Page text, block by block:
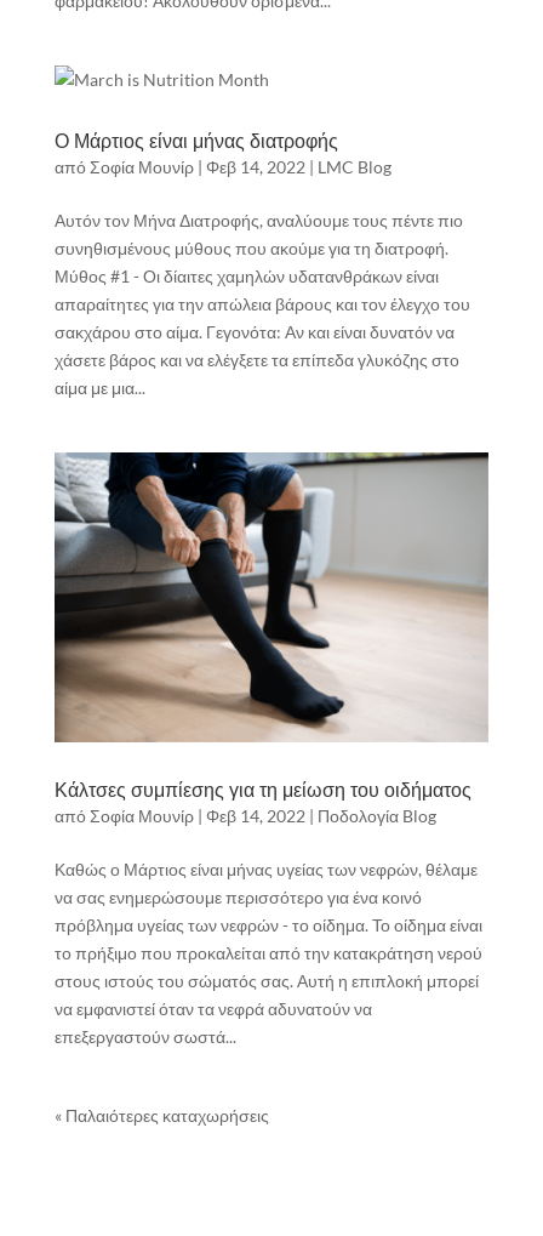
Ο Μάρτιος είναι μήνας διατροφής
από Σοφία Μουνίρ| Φεβ 14, 2022 | LMC Blog
Αυτόν τον Μήνα Διατροφής, αναλύουμε τους πέντε πιο
συνηθισμένους μύθους που ακούμε για τη διατροφή.
Μύθος #1 - Οι δίαιτες χαμηλών υδατανθράκων είναι
απαραίτητες για την απώλεια βάρους και τον έλεγχο του
σακχάρου στο αίμα. Γεγονότα: Αν και είναι δυνατόν να
χάσετε βάρος και να ελέγξετε τα επίπεδα γλυκόζης στο
αίμα με μια...
Κάλτσες συμπίεσης για τη μείωση του οιδήματος
από Σοφία Μουνίρ| Φεβ 14, 2022 | Ποδολογία Blog
Καθώς ο Μάρτιος είναι μήνας υγείας των νεφρών, θέλαμε
να σας ενημερώσουμε περισσότερο για ένα κοινό
πρόβλημα υγείας των νεφρών - το οίδημα. Το οίδημα είναι
το πρήξιμο που προκαλείται από την κατακράτηση νερού
στους ιστούς του σώματός σας. Αυτή η επιπλοκή μπορεί
να εμφανιστεί όταν τα νεφρά αδυνατούν να
επεξεργαστούν σωστά...
« Παλαιότερες καταχωρήσεις